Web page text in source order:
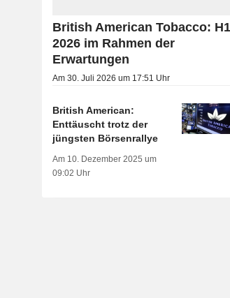
British American Tobacco: H1
2026 im Rahmen der
Erwartungen
Am 30. Juli 2026 um 17:51 Uhr
British American:
Enttäuscht trotz der
jüngsten Börsenrallye
Am 10. Dezember 2025 um
09:02 Uhr